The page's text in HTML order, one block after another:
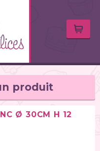
produit
Ø 30CM H 12